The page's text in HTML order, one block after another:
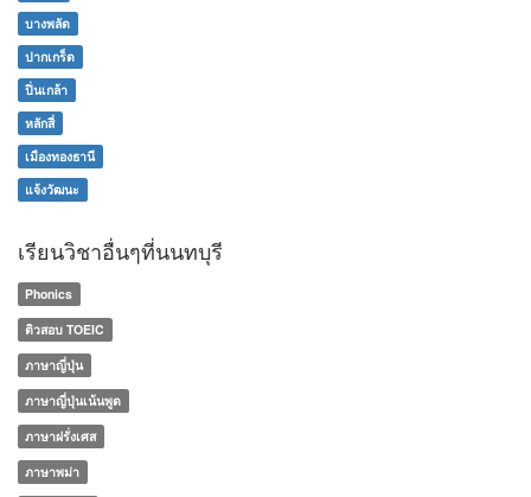
บางพลัด
ปากเกร็ด
ปิ่นเกล้า
หลักสี่
เมืองทองธานี
แจ้งวัฒนะ
เรียนวิชาอื่นๆที่นนทบุรี
Phonics
ติวสอบ TOEIC
ภาษาญี่ปุ่น
ภาษาญี่ปุ่นเน้นพูด
ภาษาฝรั่งเศส
ภาษาพม่า